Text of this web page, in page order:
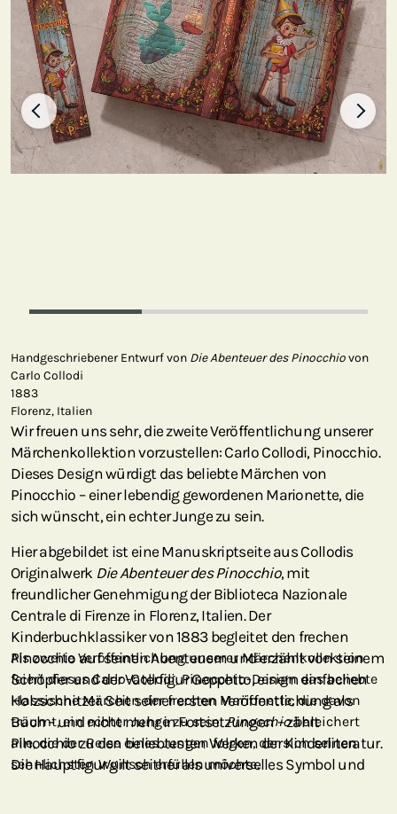
Handgeschriebener Entwurf von Die Abenteuer des Pinocchiovon
Carlo Collodi
1883
Florenz, Italien
Wir freuen uns sehr, die zweite Veröffentlichung unserer
Märchenkollektion vorzustellen: Carlo Collodi, Pinocchio.
Dieses Design würdigt das beliebte Märchen von
Pinocchio – einer lebendig gewordenen Marionette, die
sich wünscht, ein echter Junge zu sein.
Hier abgebildet ist eine Manuskriptseite aus Collodis
Originalwerk Die Abenteuer des Pinocchio, mit
freundlicher Genehmigung der Biblioteca Nazionale
Centrale di Firenze in Florenz, Italien. Der
Kinderbuchklassiker von 1883 begleitet den frechen
Pinocchio auf seinen Abenteuern und erzählt von seinem
Schöpfer und der Vaterfigur Geppetto, einem einfachen
Holzschnitzer. Seit seiner ersten Veröffentlichung als
Buch – und nicht mehr in Fortsetzungen – zählt
Pinocchio zu den beliebtesten Werken der Kinderliteratur.
Die Hauptfigur gilt seither als universelles Symbol und
Als zweite Veröffentlichung unserer Märchenkollektion
feiert dieses Carlo-Collodi, Pinocchio-Design das beliebte
klassische Märchen der frechen Marionette, die davon
träumt, ein echter Junge zu sein.Pinocchiobereichert
alle, die der Reise eines Jungen folgen, der sich seinen
sehnlichsten Wunsch erfüllen möchte.